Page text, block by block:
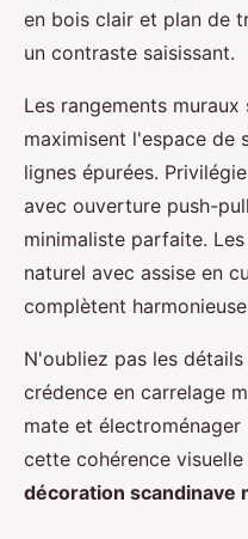
en bois clair et plan de
un contraste saisissant.
Les rangements
maximisent l'espace de
lignes épurées.
avec ouverture push-
minimaliste parfaite.
naturel avec assise en
complètent
N'oubliez pas les
crédence en carrelage
mate et
cette cohérence
décoration scandinave